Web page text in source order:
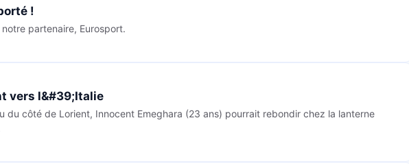
!
partenaire, Eurosport.
vers l&#39;Italie
du côté de Lorient, Innocent Emeghara (23 ans) pourrait rebondir chez la lanterne